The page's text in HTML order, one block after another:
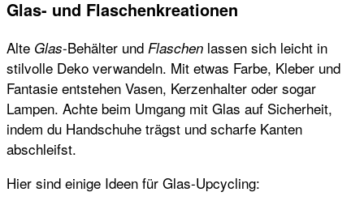
Glas- und Flaschenkreationen
Alte Glas-Behälter und Flaschen lassen sich leicht in
stilvolle Deko verwandeln. Mit etwas Farbe, Kleber und
Fantasie entstehen Vasen, Kerzenhalter oder sogar
Lampen. Achte beim Umgang mit Glas auf Sicherheit,
indem du Handschuhe trägst und scharfe Kanten
abschleifst.
Hier sind einige Ideen für Glas-Upcycling: